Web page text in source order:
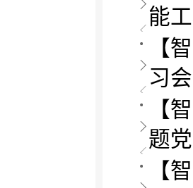
能
【
习
【
题
【